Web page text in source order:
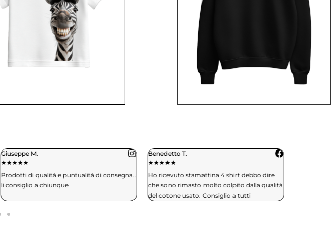
Giuseppe M.
★★★★★
Prodotti di qualità e puntualità di consegna..
li consiglio a chiunque
Benedetto T.
★★★★★
Ho ricevuto stamattina 4 shirt debbo dire
che sono rimasto molto colpito dalla qualità
del cotone usato. Consiglio a tutti